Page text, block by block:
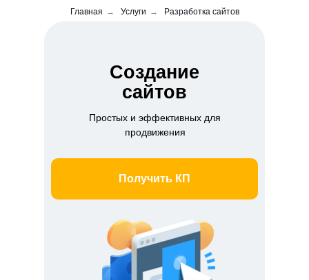
Главная → Услуги → Разработка сайтов
Простых и эффективных для
продвижения
Создание
сайтов
Получить КП